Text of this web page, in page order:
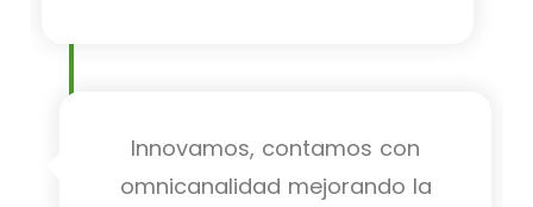
Innovamos, contamos con
omnicanalidad mejorando la